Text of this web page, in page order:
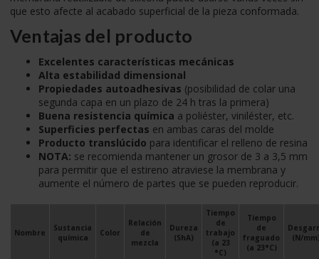
que esto afecte al acabado superficial de la pieza conformada.
Ventajas del producto
Excelentes características mecánicas
Alta estabilidad dimensional
Propiedades autoadhesivas (posibilidad de colar una
segunda capa en un plazo de 24 h tras la primera)
Buena resistencia química a poliéster, viniléster, etc.
Superficies perfectas en ambas caras del molde
Producto translúcido para identificar el relleno de resina
NOTA: se recomienda mantener un grosor de 3 a 3,5 mm
para permitir que el estireno atraviese la membrana y
aumente el número de partes que se pueden reproducir.
Nombre
Sustancia
química
Color
Relación
de
mezcla
Dureza
(ShA)
Tiempo
de
trabajo
(a 23
°C)
Tiempo
de
fraguado
(a 23°C)
(N/